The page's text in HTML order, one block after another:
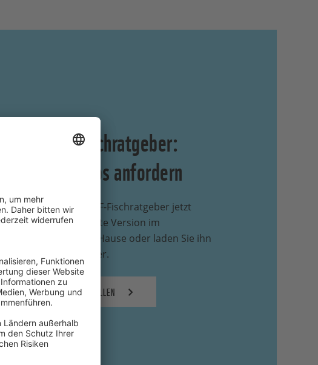
Der WWF-Fischratgeber:
Jetzt kostenlos anfordern
Bestellen Sie den WWF-Fischratgeber jetzt
kostenlos als gedruckte Version im
Taschenformat nach Hause oder laden Sie ihn
direkt als PDF herunter.
JETZT KOSTENLOS BESTELLEN